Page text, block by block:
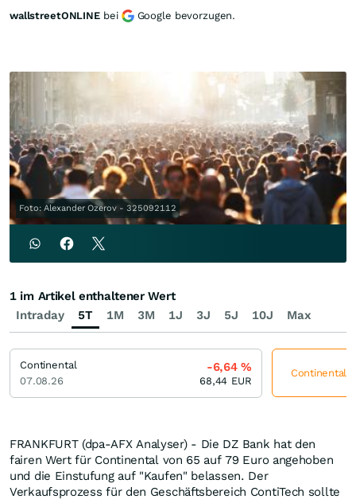
Foto: Alexander Ozerov - 325092112
FRANKFURT (dpa-AFX Analyser) - Die DZ Bank hat den
fairen Wert für Continental von 65 auf 79 Euro angehoben
und die Einstufung auf "Kaufen" belassen. Der
Verkaufsprozess für den Geschäftsbereich ContiTech sollte
wallstreetONLINE bei Google bevorzugen.
Intraday 5T 1M 3M 1J 3J 5J 10J Max
1 im Artikel enthaltener Wert
Continental
07.08.26
-6,64%
68,44 EUR
Continental